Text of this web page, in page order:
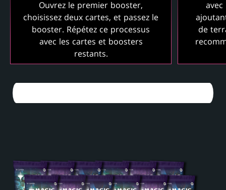
Ouvrez le premier booster,
choisissez deux cartes, et passez le
booster. Répétez ce processus
avec les cartes et boosters
restants.
de